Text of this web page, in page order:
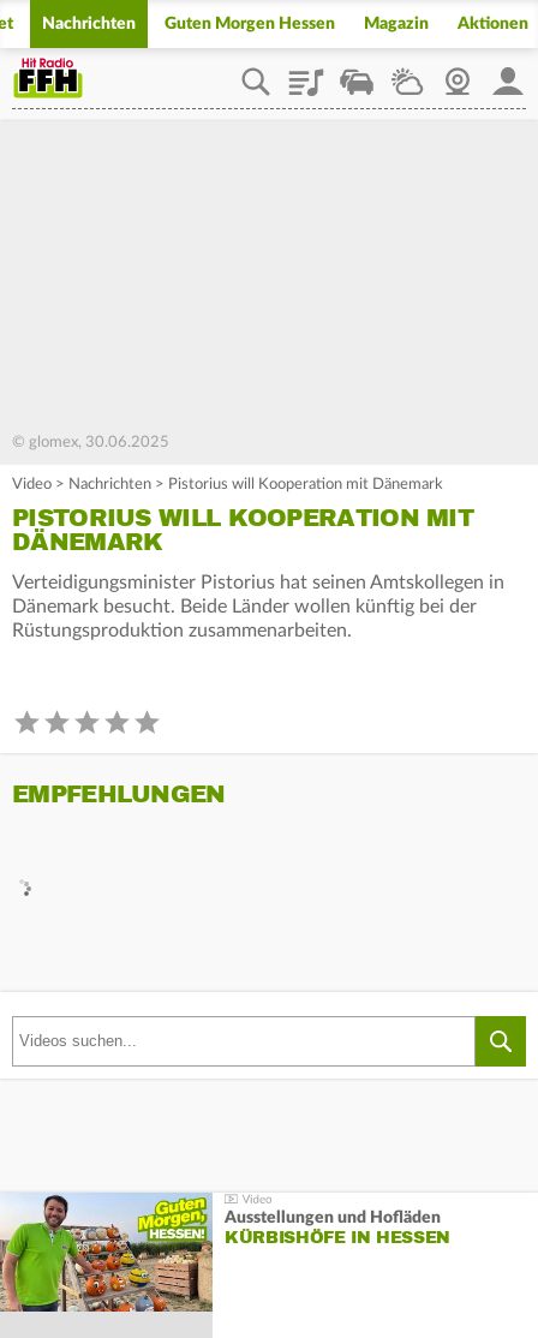
Nachrichten Guten Morgen Hessen Magazin Aktionen
PlaylistStaupilotWetterWebcam
© glomex, 30.06.2025
Video > Nachrichten > Pistorius will Kooperation mit Dänemark
PISTORIUS WILL KOOPERATION MIT
DÄNEMARK
Verteidigungsminister Pistorius hat seinen Amtskollegen in
Dänemark besucht. Beide Länder wollen künftig bei der
Rüstungsproduktion zusammenarbeiten.
EMPFEHLUNGEN
Ausstellungen und Hofläden
KÜRBISHÖFE IN HESSEN